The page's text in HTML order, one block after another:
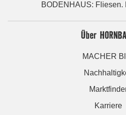
BODENHAUS: Fliesen.
Über
MACHER
Karriere